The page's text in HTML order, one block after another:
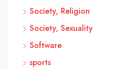
Society, Religion
Society, Sexuality
Software
sports